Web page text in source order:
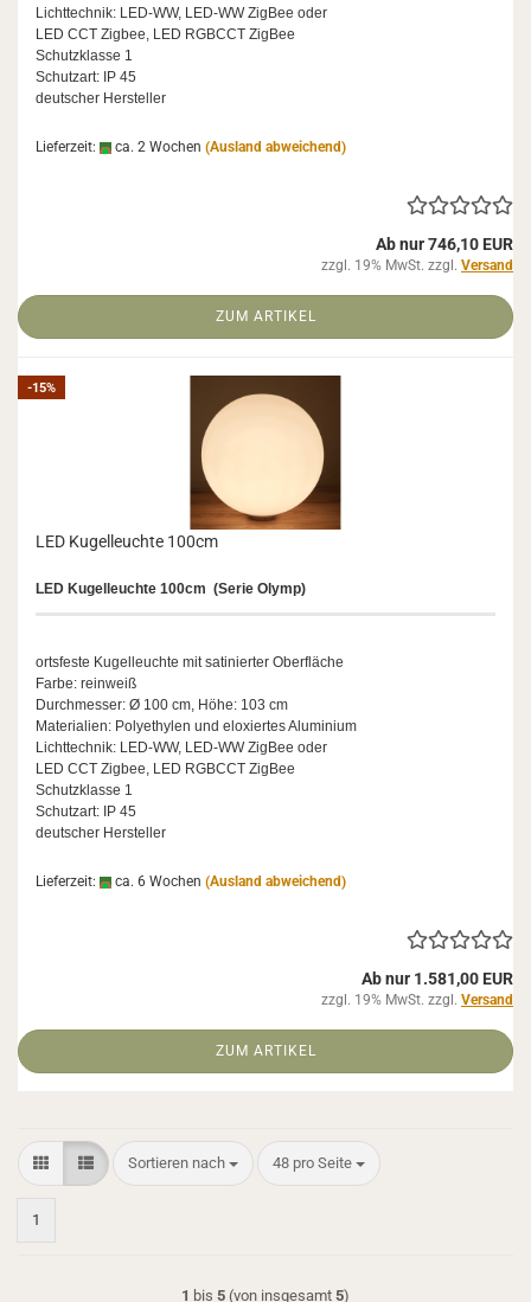
Licht­tech­nik: LED-​WW, LED-​WW Zig­Bee oder
LED CCT Zig­bee, LED RGBCCT Zig­Bee
Schutz­klas­se 1
Schutz­art: IP 45
deut­scher Her­stel­ler
Lieferzeit: ca. 2 Wochen (Ausland abweichend)
Ab nur 746,10 EUR
zzgl. 19% MwSt. zzgl. Versand
ZUM ARTIKEL
-15%
LED Ku­gel­leuch­te 100cm
LED Ku­gel­leuch­te 100cm (Serie Olymp)
orts­fes­te Ku­gel­leuch­te mit sa­ti­nier­ter Ober­flä­che
Farbe: rein­weiß
Durch­mes­ser: Ø 100 cm, Höhe: 103 cm
Ma­te­ria­li­en: Po­ly­ethy­len und elo­xier­tes Alu­mi­ni­um
Licht­tech­nik: LED-​WW, LED-​WW Zig­Bee oder
LED CCT Zig­bee, LED RGBCCT Zig­Bee
Schutz­klas­se 1
Schutz­art: IP 45
deut­scher Her­stel­ler
Lieferzeit: ca. 6 Wochen (Ausland abweichend)
Ab nur 1.581,00 EUR
zzgl. 19% MwSt. zzgl. Versand
ZUM ARTIKEL
Sortieren nach
Sortieren nach 48 pro Seite
pro Seite
1
1 bis 5 (von insgesamt 5)